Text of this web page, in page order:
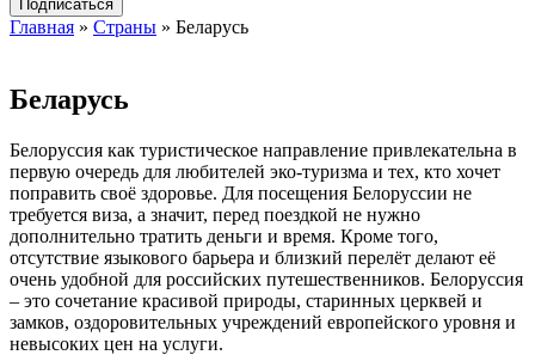
Главная » Страны » Беларусь
Беларусь
Белоруссия как туристическое направление привлекательна в
первую очередь для любителей эко-туризма и тех, кто хочет
поправить своё здоровье. Для посещения Белоруссии не
требуется виза, а значит, перед поездкой не нужно
дополнительно тратить деньги и время. Кроме того,
отсутствие языкового барьера и близкий перелёт делают её
очень удобной для российских путешественников. Белоруссия
– это сочетание красивой природы, старинных церквей и
замков, оздоровительных учреждений европейского уровня и
невысоких цен на услуги.